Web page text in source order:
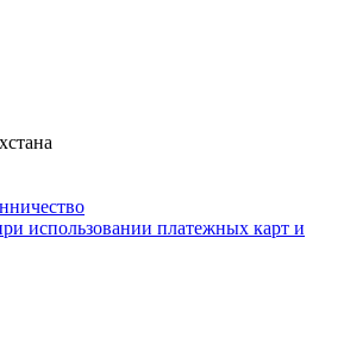
использовании платежных карт и